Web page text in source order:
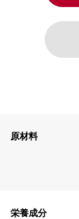
原材料
栄養成分